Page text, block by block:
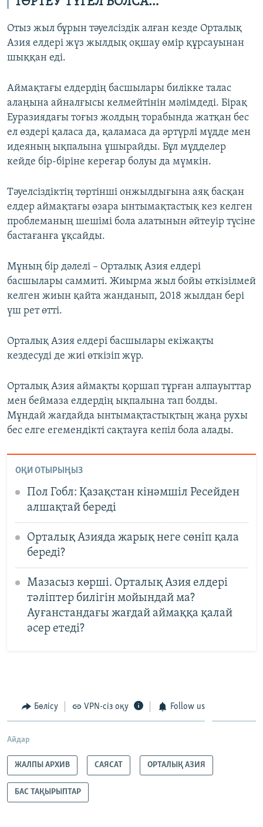
Отыз жыл бұрын тәуелсіздік алған кезде Орталық
Азия елдері жүз жылдық оқшау өмір құрсауынан
шыққан еді.
Аймақтағы елдердің басшылары билікке талас
алаңына айналғысы келмейтінін мәлімдеді. Бірақ
Еуразиядағы тоғыз жолдың торабында жатқан бес
ел өздері қаласа да, қаламаса да әртүрлі мүдде мен
идеяның ықпалына ұшырайды. Бұл мүдделер
кейде бір-біріне кереғар болуы да мүмкін.
Тәуелсіздіктің төртінші онжылдығына аяқ басқан
елдер аймақтағы өзара ынтымақтастық кез келген
проблеманың шешімі бола алатынын әйтеуір түсіне
бастағанға ұқсайды.
Мұның бір дәлелі – Орталық Азия елдері
басшылары саммиті. Жиырма жыл бойы өткізілмей
келген жиын қайта жанданып, 2018 жылдан бері
үш рет өтті.
Орталық Азия елдері басшылары екіжақты
кездесуді де жиі өткізіп жүр.
Орталық Азия аймақты қоршап тұрған алпауыттар
мен беймаза елдердің ықпалына тап болды.
Мұндай жағдайда ынтымақтастықтың жаңа рухы
бес елге егемендікті сақтауға кепіл бола алады.
ОҚИ ОТЫРЫҢЫЗ
Пол Гобл: Қазақстан кінәмшіл Ресейден
алшақтай береді
Орталық Азияда жарық неге сөніп қала
береді?
Мазасыз көрші. Орталық Азия елдері
тәліптер билігін мойындай ма?
Ауғанстандағы жағдай аймаққа қалай
әсер етеді?
Бөлісу VPN-сіз оқу Follow us
Айдар
ЖАЛПЫ АРХИВ САЯСАТ ОРТАЛЫҚ АЗИЯ
БАС ТАҚЫРЫПТАР